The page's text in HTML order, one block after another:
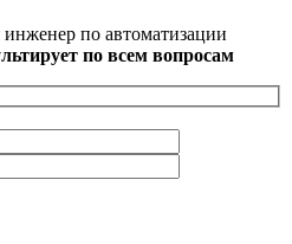
по автоматизации
по всем вопросам